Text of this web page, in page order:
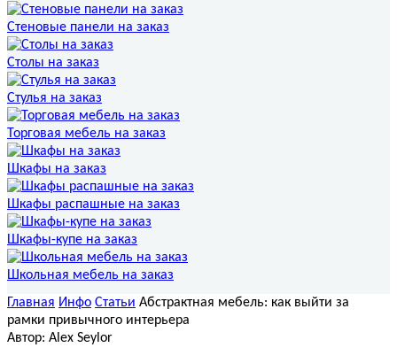
Стеновые панели на заказ
Столы на заказ
Стулья на заказ
Торговая мебель на заказ
Шкафы на заказ
Шкафы распашные на заказ
Шкафы-купе на заказ
Школьная мебель на заказ
Главная Инфо Статьи Абстрактная мебель: как выйти за
рамки привычного интерьера
Автор: Alex Seylor